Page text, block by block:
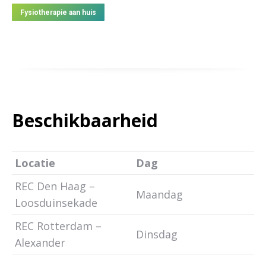
Fysiotherapie aan huis
Beschikbaarheid
Locatie
Dag
REC Den Haag –
Loosduinsekade
Maandag
REC Rotterdam –
Alexander
Dinsdag